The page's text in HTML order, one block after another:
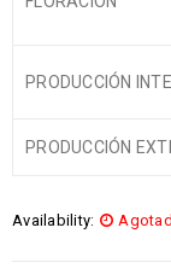
PRODUCCIÓN
PRODUCCIÓN
Availability: